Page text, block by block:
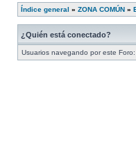
Índice general » ZONA COMÚN »
¿Quién está conectado?
Usuarios navegando por este